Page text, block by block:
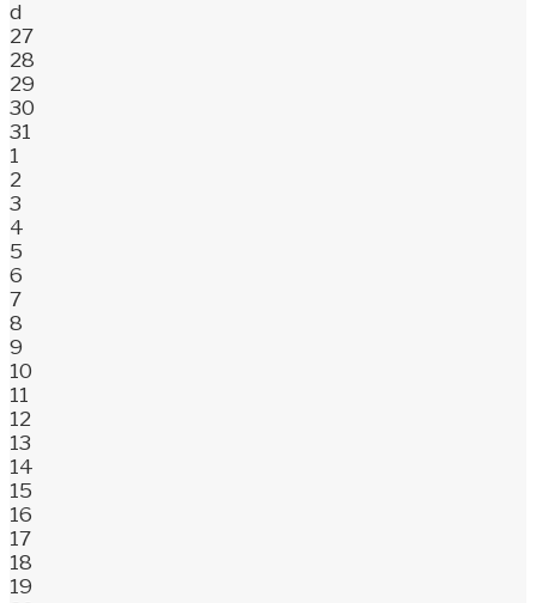
d
27
28
29
30
31
1
2
3
4
5
6
7
8
9
10
11
12
13
14
15
16
17
18
19